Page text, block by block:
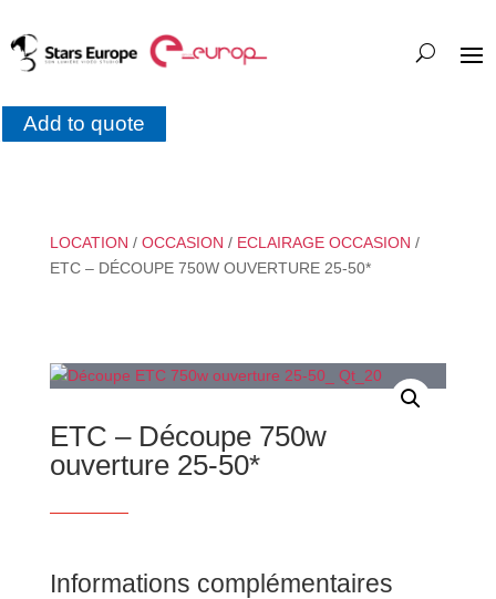
Add to quote
LOCATION / OCCASION / ECLAIRAGE OCCASION /
ETC – DÉCOUPE 750W OUVERTURE 25-50*
ETC – Découpe 750w
ouverture 25-50*
Informations complémentaires